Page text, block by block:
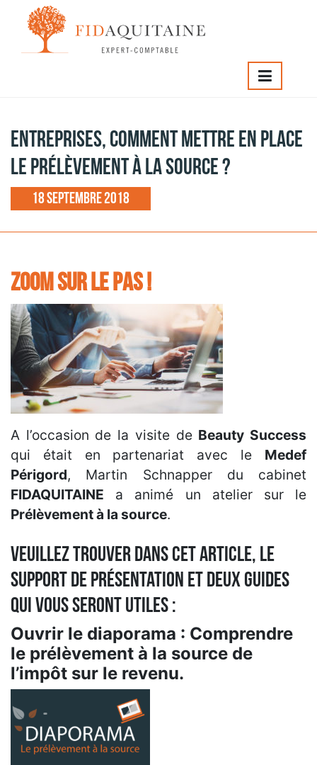
Entreprises, comment mettre en place le
Entreprises, comment mettre en place
le prélèvement à la source ?
18 septembre 2018
ZOOM SUR LE PAS!
A l’occasion de la visite de Beauty Success
qui était en partenariat avec le Medef
Périgord, Martin Schnapper du cabinet
FIDAQUITAINE a animé un atelier sur le
Prélèvement à la source.
Veuillez trouver dans cet article, le
support de présentation et deux guides
qui vous seront utiles :
Ouvrir le diaporama : Comprendre
le prélèvement à la source de
l’impôt sur le revenu.